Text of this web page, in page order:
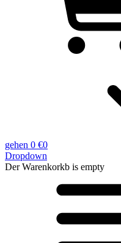
gehen 0 €0
Dropdown
Der Warenkorkb is empty